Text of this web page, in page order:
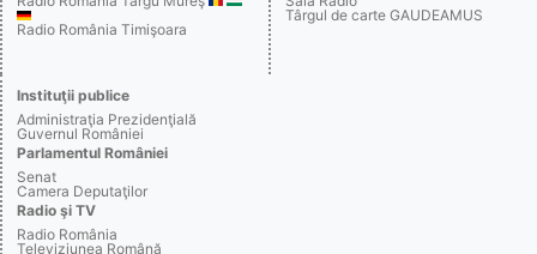
Radio România Timişoara
Târgul de carte GAUDEAMUS
Instituţii publice
Administraţia Prezidenţială
Guvernul României
Parlamentul României
Senat
Camera Deputaţilor
Radio şi TV
Radio România
Televiziunea Română